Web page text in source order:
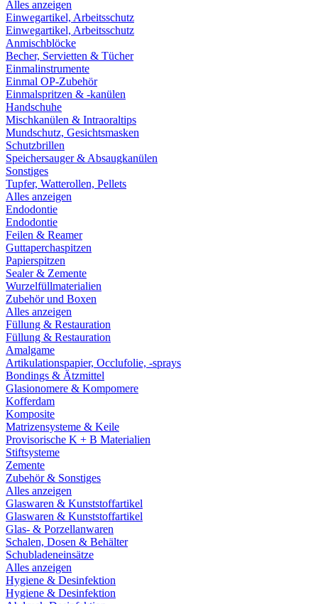
Alles anzeigen
Einwegartikel, Arbeitsschutz
Einwegartikel, Arbeitsschutz
Anmischblöcke
Becher, Servietten & Tücher
Einmalinstrumente
Einmal OP-Zubehör
Einmalspritzen & -kanülen
Handschuhe
Mischkanülen & Intraoraltips
Mundschutz, Gesichtsmasken
Schutzbrillen
Speichersauger & Absaugkanülen
Sonstiges
Tupfer, Watterollen, Pellets
Alles anzeigen
Endodontie
Endodontie
Feilen & Reamer
Guttaperchaspitzen
Papierspitzen
Sealer & Zemente
Wurzelfüllmaterialien
Zubehör und Boxen
Alles anzeigen
Füllung & Restauration
Füllung & Restauration
Amalgame
Artikulationspapier, Occlufolie, -sprays
Bondings & Ätzmittel
Glasionomere & Kompomere
Kofferdam
Komposite
Matrizensysteme & Keile
Provisorische K + B Materialien
Stiftsysteme
Zemente
Zubehör & Sonstiges
Alles anzeigen
Glaswaren & Kunststoffartikel
Glaswaren & Kunststoffartikel
Glas- & Porzellanwaren
Schalen, Dosen & Behälter
Schubladeneinsätze
Alles anzeigen
Hygiene & Desinfektion
Hygiene & Desinfektion